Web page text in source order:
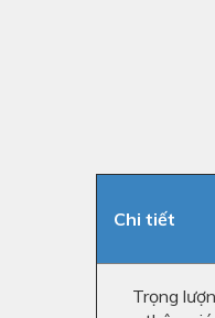
Chi tiết
Trọng